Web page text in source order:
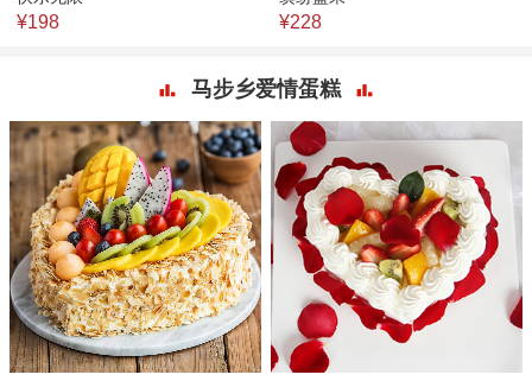
¥198 ¥228
马步乡爱情蛋糕